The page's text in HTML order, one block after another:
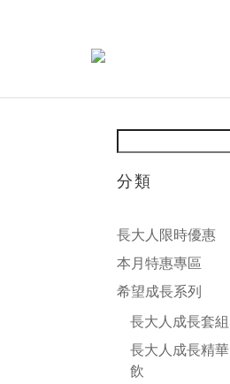
分類
長大人限時優惠
本月特惠專區
希望成長系列
長大人成長套組
長大人成長精華
飲